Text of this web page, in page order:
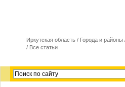
Иркутская область / Города и районы
/ Все статьи